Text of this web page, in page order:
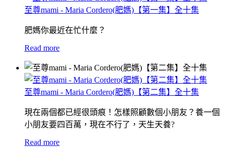
至尊mami - Maria Cordero(肥媽)【第一集】全十集
肥媽你最近在忙什麼？
Read more
至尊mami - Maria Cordero(肥媽)【第二集】全十集
現在兩個都已經很頭痕！怎樣照顧數個小朋友？養一個
小朋友要四百萬，現在不行了，天生天養?
Read more